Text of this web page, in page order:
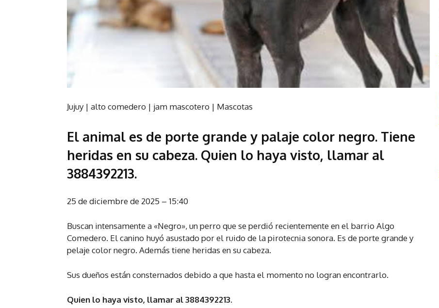
Jujuy | alto comedero | jam mascotero | Mascotas
El animal es de porte grande y palaje color negro. Tiene
heridas en su cabeza. Quien lo haya visto, llamar al
3884392213.
25 de diciembre de 2025 – 15:40
Buscan intensamente a «Negro», un perro que se perdió recientemente en el barrio Algo
Comedero. El canino huyó asustado por el ruido de la pirotecnia sonora. Es de porte grande y
pelaje color negro. Además tiene heridas en su cabeza.
Sus dueños están consternados debido a que hasta el momento no logran encontrarlo.
Quien lo haya visto, llamar al 3884392213.